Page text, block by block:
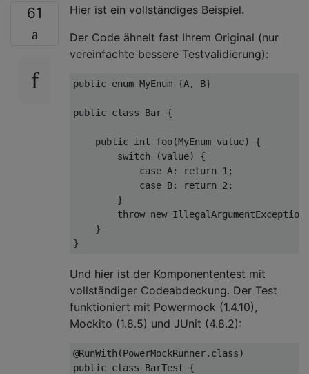
61
Hier ist ein vollständiges Beispiel.
Der Code ähnelt fast Ihrem Original (nur
vereinfachte bessere Testvalidierung):
public enum MyEnum {A, B}
public class Bar {
public int foo(MyEnum value)
{
switch (value) {
case A: return 1 ;
case B: return 2 ;
        }
throw new
    }
Und hier ist der Komponententest mit
vollständiger Codeabdeckung. Der Test
funktioniert mit Powermock (1.4.10),
Mockito (1.8.5) und JUnit (4.8.2):
@RunWith(PowerMockRunner.class)
public
class BarTest {